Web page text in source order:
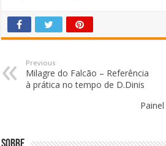
Previous
Milagre do Falcão – Referência
à prática no tempo de D.Dinis